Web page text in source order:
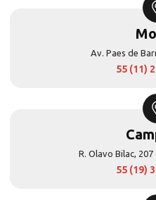
Av. Paes de
55 (11)
R. Olavo Bilac,
55 (19)